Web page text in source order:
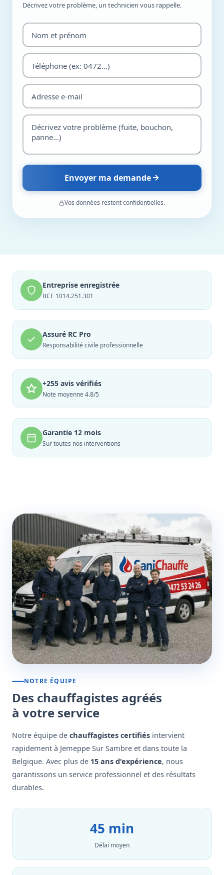
Décrivez votre problème, un technicien vous rappelle.
Envoyer ma demande
Vos données restent confidentielles.
Entreprise enregistrée
BCE 1014.251.301
Assuré RC Pro
Responsabilité civile professionnelle
+255 avis vérifiés
Note moyenne 4.8/5
Garantie 12 mois
Sur toutes nos interventions
NOTRE ÉQUIPE
Des chauffagistes agréés
à votre service
Notre équipe de chauffagistes certifiés intervient
rapidement à Jemeppe Sur Sambre et dans toute la
Belgique. Avec plus de 15 ans d'expérience, nous
garantissons un service professionnel et des résultats
durables.
45 min
Délai moyen